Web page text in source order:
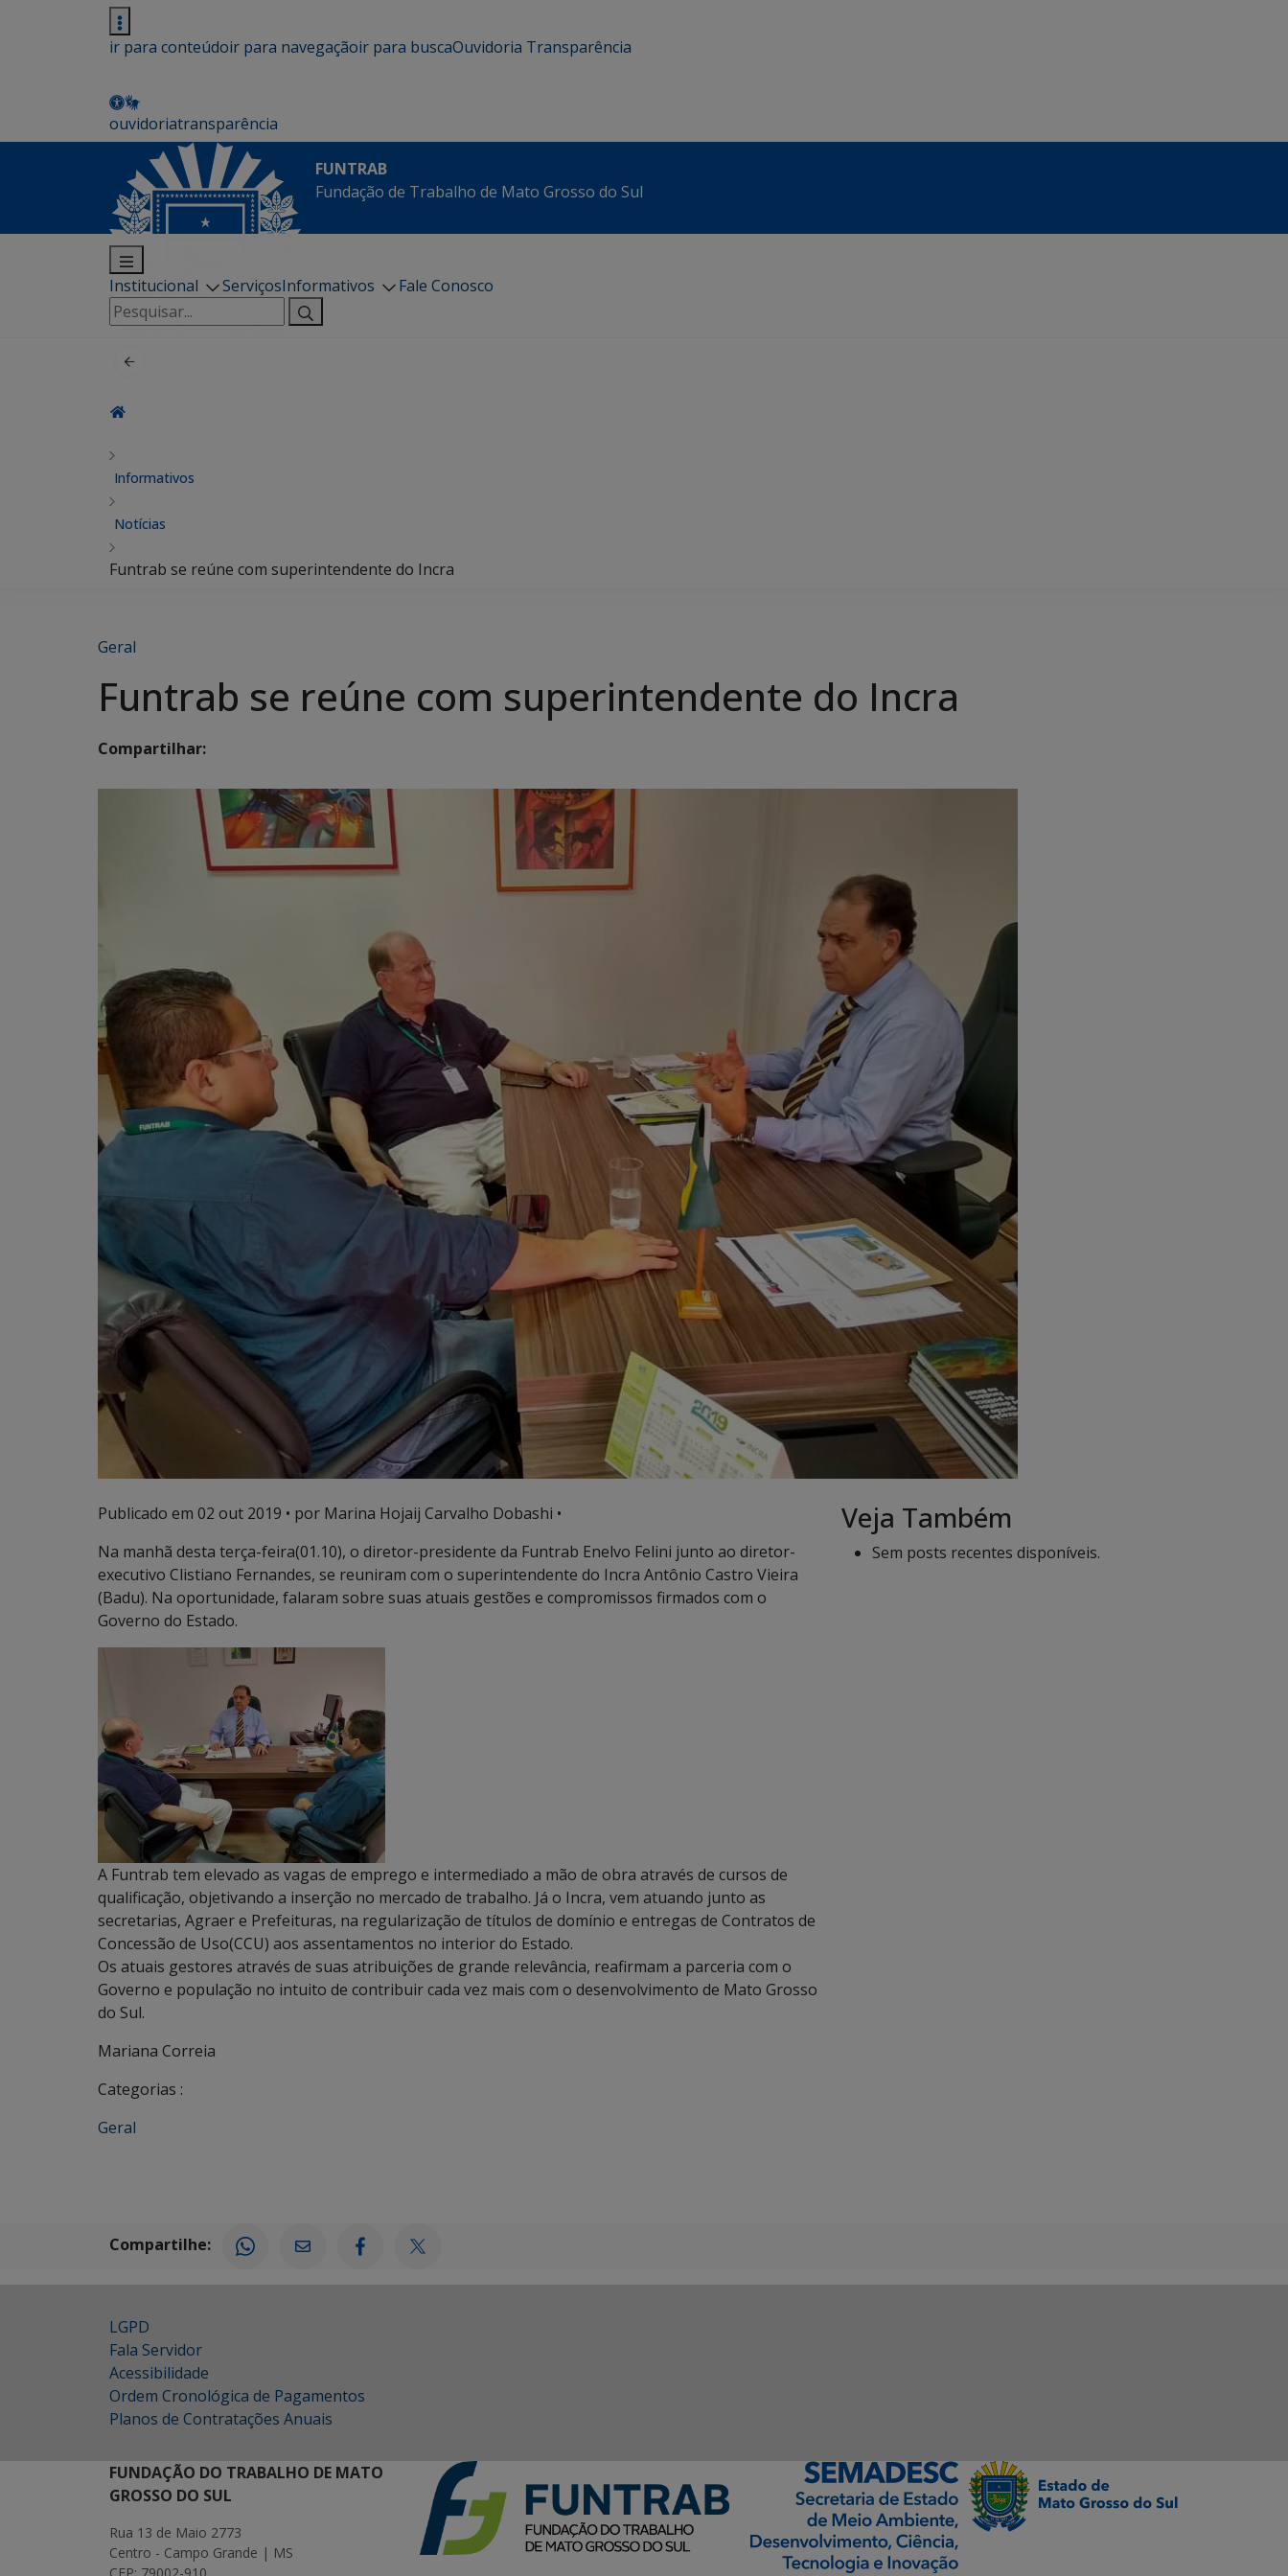
ir para conteúdoir para navegaçãoir para buscaOuvidoria Transparência
ouvidoriatransparência
FUNTRAB
Fundação de Trabalho de Mato Grosso do Sul
Institucional ServiçosInformativos
Fale Conosco
Pesquisar
por:
Informativos
Notícias
Funtrab se reúne com superintendente do Incra
Geral
Funtrab se reúne com superintendente do Incra
Compartilhar:
Publicado em 02 out 2019 • por Marina Hojaij Carvalho Dobashi •
Na manhã desta terça-feira(01.10), o diretor-presidente da Funtrab Enelvo Felini junto ao diretor-
executivo Clistiano Fernandes, se reuniram com o superintendente do Incra Antônio Castro Vieira
(Badu). Na oportunidade, falaram sobre suas atuais gestões e compromissos firmados com o
Governo do Estado.
A Funtrab tem elevado as vagas de emprego e intermediado a mão de obra através de cursos de
qualificação, objetivando a inserção no mercado de trabalho. Já o Incra, vem atuando junto as
secretarias, Agraer e Prefeituras, na regularização de títulos de domínio e entregas de Contratos de
Concessão de Uso(CCU) aos assentamentos no interior do Estado.
Os atuais gestores através de suas atribuições de grande relevância, reafirmam a parceria com o
Governo e população no intuito de contribuir cada vez mais com o desenvolvimento de Mato Grosso
do Sul.
Mariana Correia
Categorias :
Geral
Veja Também
Sem posts recentes disponíveis.
Compartilhe:
LGPD
Fala Servidor
Acessibilidade
Ordem Cronológica de Pagamentos
Planos de Contratações Anuais
FUNDAÇÃO DO TRABALHO DE MATO
GROSSO DO SUL
Rua 13 de Maio 2773
Centro - Campo Grande | MS